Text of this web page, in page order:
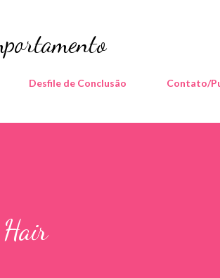
Desfile de Conclusão Contato/